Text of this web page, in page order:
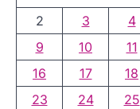
2
3 4
9
10 11
16
17 18
23
24 25